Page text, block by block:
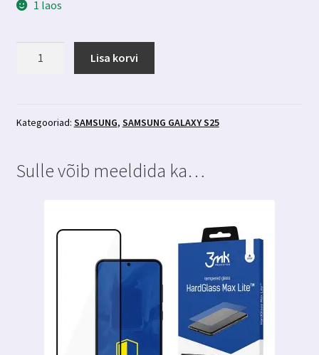
1 laos
kaitseklaas
Protection
Lisa korvi
Kategooriad: SAMSUNG, SAMSUNG GALAXY S25
Sulle võib meeldida ka…